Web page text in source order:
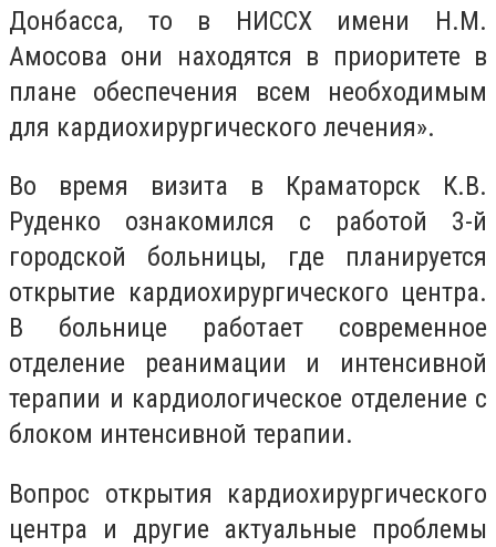
Донбасса, то в НИССХ имени Н.М.
Амосова они находятся в приоритете в
плане обеспечения всем необходимым
для кардиохирургического лечения».
Во время визита в Краматорск К.В.
Руденко ознакомился с работой 3-й
городской больницы, где планируется
открытие кардиохирургического центра.
В больнице работает современное
отделение реанимации и интенсивной
терапии и кардиологическое отделение с
блоком интенсивной терапии.
Вопрос открытия кардиохирургического
центра и другие актуальные проблемы